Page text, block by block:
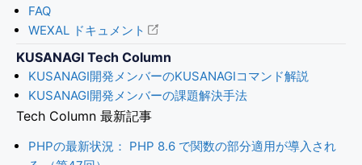
FAQ
WEXAL ドキュメント
KUSANAGI Tech Column
KUSANAGI開発メンバーのKUSANAGIコマンド解説
KUSANAGI開発メンバーの課題解決手法
Tech Column 最新記事
PHPの最新状況： PHP 8.6 で関数の部分適用が導入され